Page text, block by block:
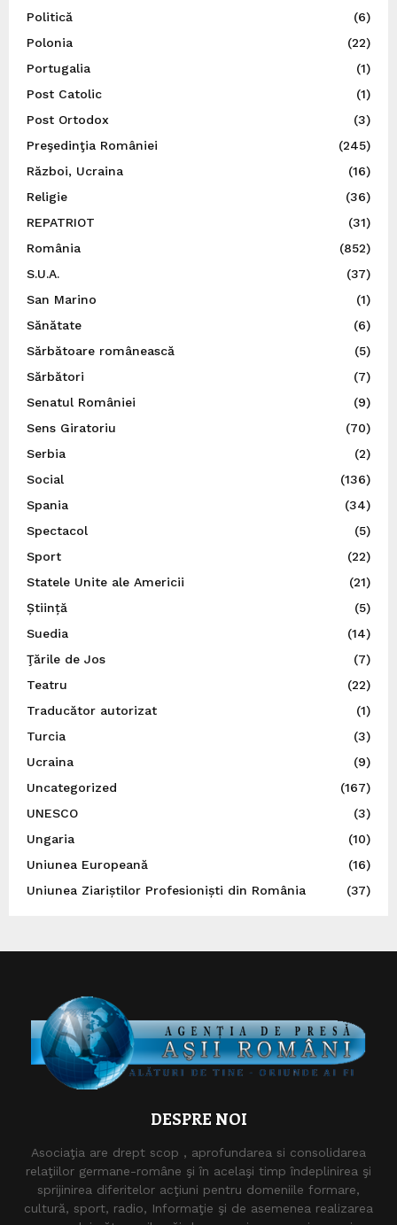
Politică
(6)
Polonia
(22)
Portugalia
(1)
Post Catolic
(1)
Post Ortodox
(3)
Preşedinţia României
(245)
Război, Ucraina
(16)
Religie
(36)
REPATRIOT
(31)
România
(852)
S.U.A.
(37)
San Marino
(1)
Sănătate
(6)
Sărbătoare românească
(5)
Sărbători
(7)
Senatul României
(9)
Sens Giratoriu
(70)
Serbia
(2)
Social
(136)
Spania
(34)
Spectacol
(5)
Sport
(22)
Statele Unite ale Americii
(21)
Știință
(5)
Suedia
(14)
Ţările de Jos
(7)
Teatru
(22)
Traducător autorizat
(1)
Turcia
(3)
Ucraina
(9)
Uncategorized
(167)
UNESCO
(3)
Ungaria
(10)
Uniunea Europeană
(16)
Uniunea Ziariștilor Profesioniști din România
(37)
DESPRE NOI
Asociaţia are drept scop , aprofundarea si consolidarea
relaţiilor germane-române şi în acelaşi timp îndeplinirea şi
sprijinirea diferitelor acţiuni pentru domeniile formare,
cultură, sport, radio, Informaţie şi de asemenea realizarea